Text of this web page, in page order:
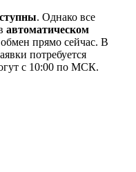
. Однако все
автоматическом
прямо сейчас. В
потребуется
с 10:00 по МСК.